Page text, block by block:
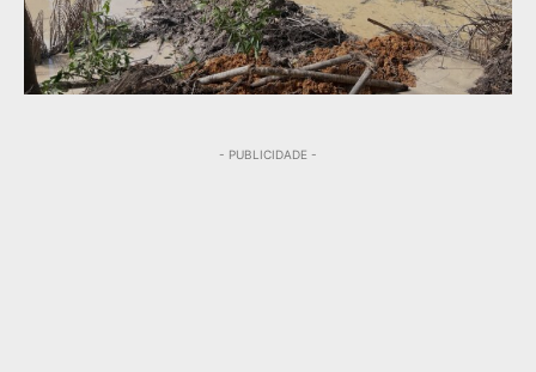
- PUBLICIDADE -